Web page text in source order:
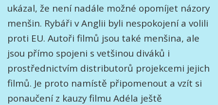
ukázal, že není nadále možné opomíjet názory
menšin. Rybáři v Anglii byli nespokojení a volili
proti EU. Autoři filmů jsou také menšina, ale
jsou přímo spojeni s vetšinou diváků i
prostřednictvím distributorů projekcemi jejich
filmů. Je proto namístě připomenout a vzít si
ponaučení z kauzy filmu Adéla ještě